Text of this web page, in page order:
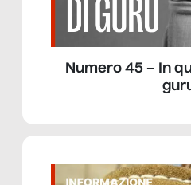
Numero 45 – In